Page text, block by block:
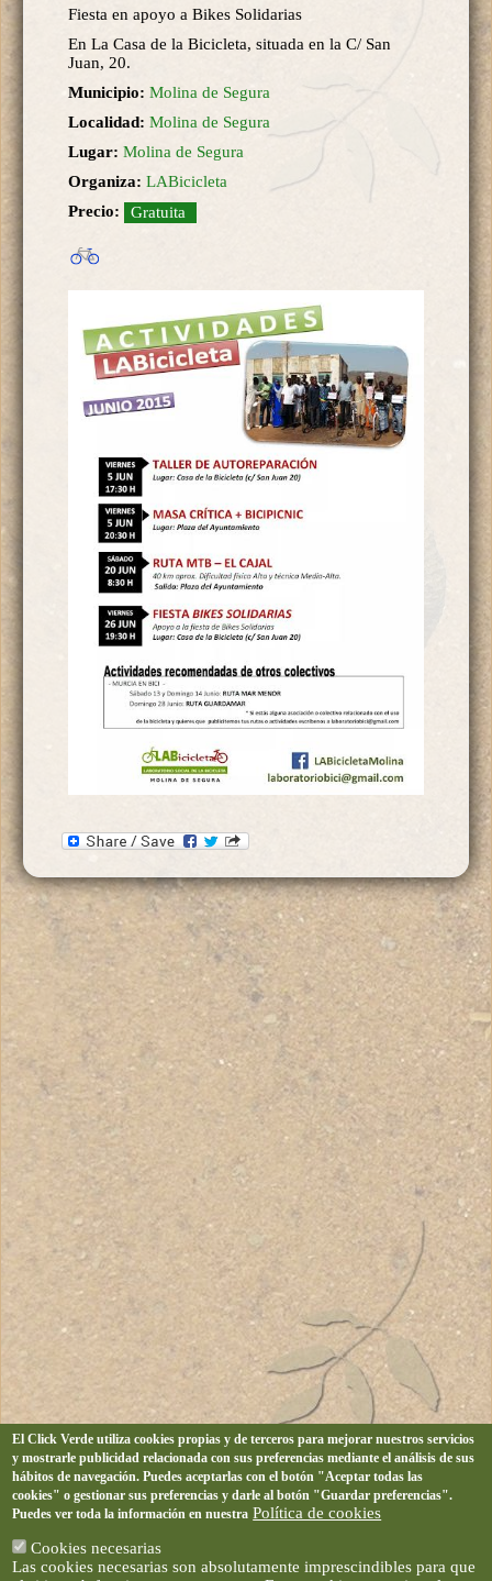
Fiesta en apoyo a Bikes Solidarias
En La Casa de la Bicicleta, situada en la C/ San
Juan, 20.
Municipio: Molina de Segura
Localidad: Molina de Segura
Lugar: Molina de Segura
Organiza: LABicicleta
Precio:
Gratuita
El Click Verde utiliza cookies propias y de terceros para mejorar nuestros servicios
y mostrarle publicidad relacionada con sus preferencias mediante el análisis de sus
hábitos de navegación. Puedes aceptarlas con el botón "Aceptar todas las
cookies" o gestionar sus preferencias y darle al botón "Guardar preferencias".
Puedes ver toda la información en nuestra Política de cookies
Cookies necesarias
Las cookies necesarias son absolutamente imprescindibles para que